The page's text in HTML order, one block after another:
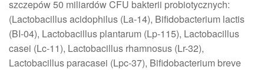
szczepów 50 miliardów CFU bakterii probiotycznych:
(Lactobacillus acidophilus (La-14), Bifidobacterium lactis
(BI-04), Lactobacillus plantarum (Lp-115), Lactobacillus
casei (Lc-11), Lactobacillus rhamnosus (Lr-32),
Lactobacillus paracasei (Lpc-37), Bifidobacterium breve